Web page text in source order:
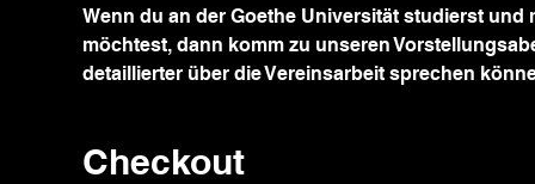
Wenn du an der Goethe Universität studierst
möchtest, dann komm zu unseren
detaillierter über die Vereinsarbeit sprechen
Checkout